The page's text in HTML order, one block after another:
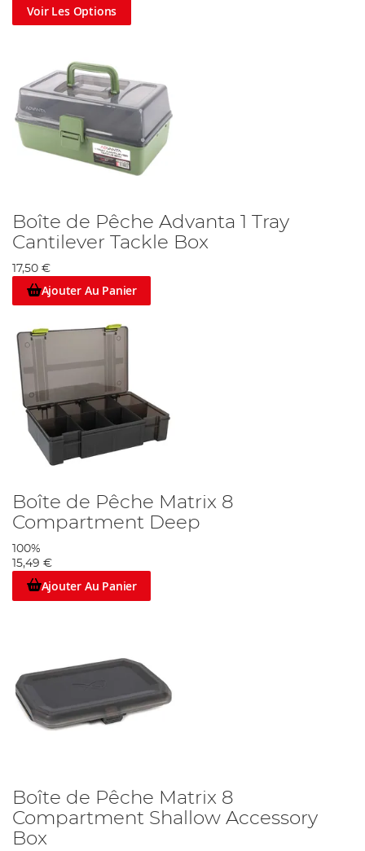
Voir Les Options
Boîte de Pêche Advanta 1 Tray
Cantilever Tackle Box
17,50 €
Ajouter Au Panier
Boîte de Pêche Matrix 8
Compartment Deep
100%
15,49 €
Ajouter Au Panier
Boîte de Pêche Matrix 8
Compartment Shallow Accessory
Box